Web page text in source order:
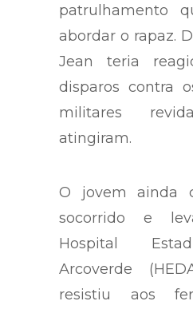
patrulhamento
abordar o rapaz.
Jean teria
disparos contra
militares
atingiram.
O jovem ainda
socorrido e
Hospital
Arcoverde
resistiu aos